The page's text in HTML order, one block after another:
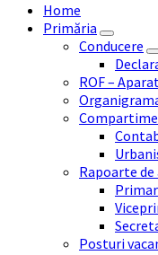
Home
Primăria
Conducere
ROF –
Rapoarte
Primar
Posturi